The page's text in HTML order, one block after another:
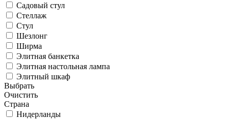
Садовый стул
Стеллаж
Стул
Шезлонг
Ширма
Элитная банкетка
Элитная настольная лампа
Элитный шкаф
Выбрать
Очистить
Страна
Нидерланды